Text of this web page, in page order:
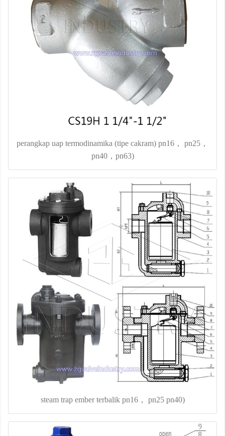
perangkap uap termodinamika (tipe cakram) pn16， pn25，
pn40，pn63)
steam trap ember terbalik pn16， pn25 pn40)